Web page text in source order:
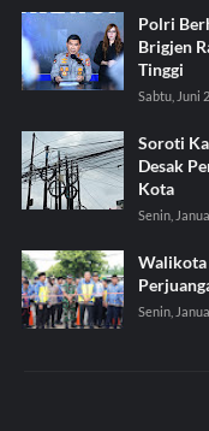
Polri
Brigjen
Tinggi
Sabtu, Juni
Soroti
Desak
Kota
Senin,
Walikota
Senin,